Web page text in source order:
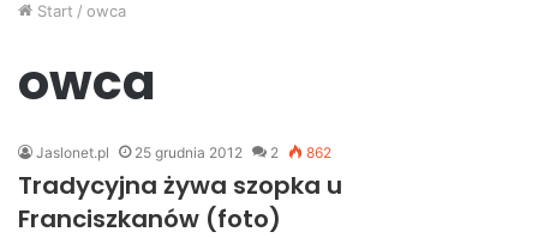
Start / owca
owca
Jaslonet.pl 25 grudnia 2012 2 862
Tradycyjna żywa szopka u
Franciszkanów (foto)